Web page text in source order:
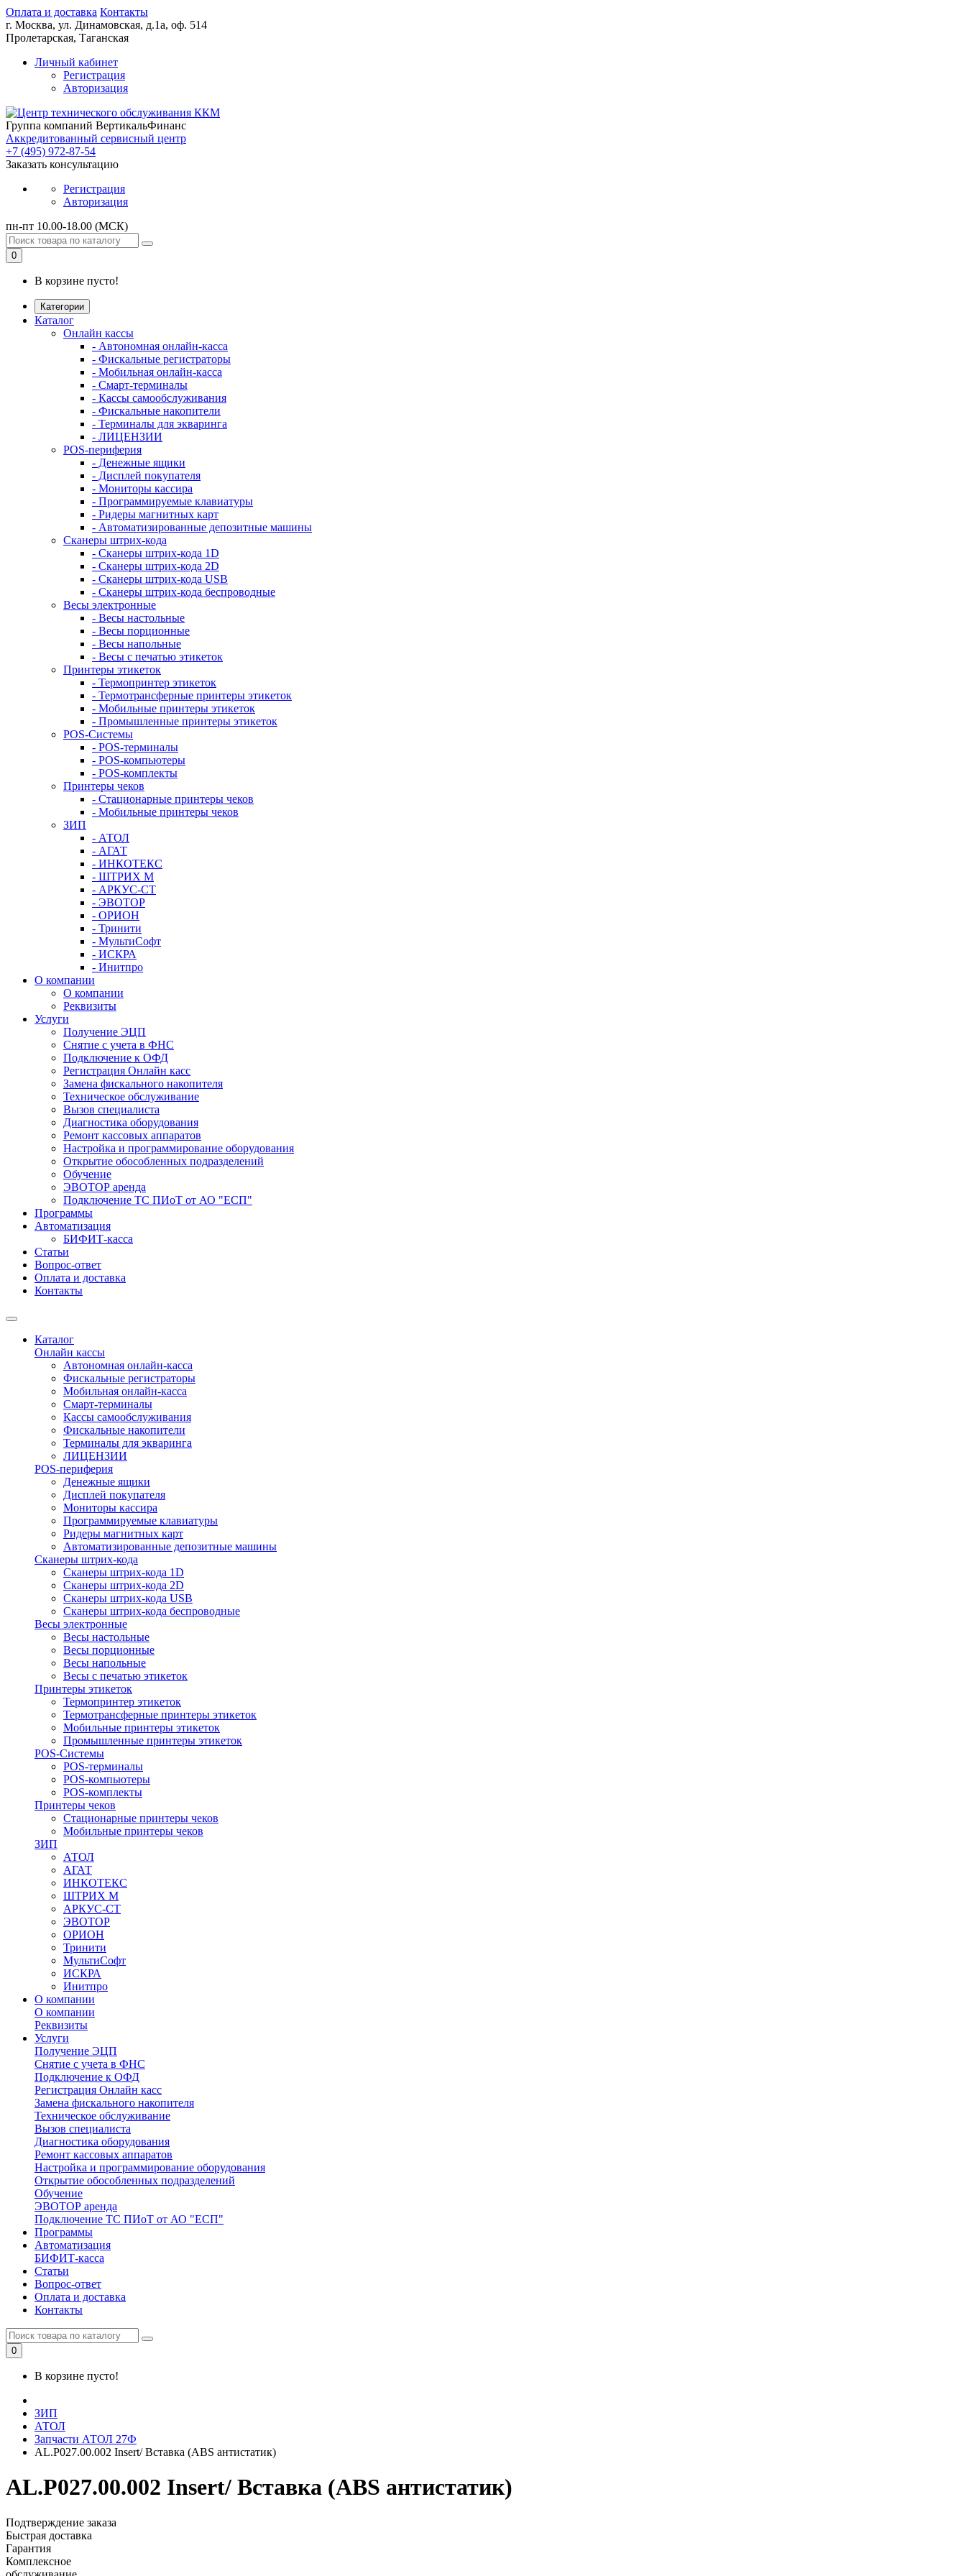
Оплата и доставка Контакты
г. Москва, ул. Динамовская, д.1а, оф. 514
Пролетарская, Таганская
Личный кабинет
Регистрация
Авторизация
Группа компаний ВертикальФинанс
Аккредитованный сервисный центр
+7 (495) 972-87-54
Заказать консультацию
Регистрация
Авторизация
пн-пт 10.00-18.00 (МСК)
0
В корзине пусто!
Категории
Каталог
Онлайн кассы
- Автономная онлайн-касса
- Фискальные регистраторы
- Мобильная онлайн-касса
- Смарт-терминалы
- Кассы самообслуживания
- Фискальные накопители
- Терминалы для экваринга
- ЛИЦЕНЗИИ
POS-периферия
- Денежные ящики
- Дисплей покупателя
- Мониторы кассира
- Программируемые клавиатуры
- Ридеры магнитных карт
- Автоматизированные депозитные машины
Сканеры штрих-кода
- Сканеры штрих-кода 1D
- Сканеры штрих-кода 2D
- Сканеры штрих-кода USB
- Сканеры штрих-кода беспроводные
Весы электронные
- Весы настольные
- Весы порционные
- Весы напольные
- Весы с печатью этикеток
Принтеры этикеток
- Термопринтер этикеток
- Термотрансферные принтеры этикеток
- Мобильные принтеры этикеток
- Промышленные принтеры этикеток
POS-Системы
- POS-терминалы
- POS-компьютеры
- POS-комплекты
Принтеры чеков
- Стационарные принтеры чеков
- Мобильные принтеры чеков
ЗИП
- АТОЛ
- АГАТ
- ИНКОТЕКС
- ШТРИХ М
- АРКУС-СТ
- ЭВОТОР
- ОРИОН
- Тринити
- МультиСофт
- ИСКРА
- Инитпро
О компании
О компании
Реквизиты
Услуги
Получение ЭЦП
Снятие с учета в ФНС
Подключение к ОФД
Регистрация Онлайн касс
Замена фискального накопителя
Техническое обслуживание
Вызов специалиста
Диагностика оборудования
Ремонт кассовых аппаратов
Настройка и программирование оборудования
Открытие обособленных подразделений
Обучение
ЭВОТОР аренда
Подключение ТС ПИоТ от АО "ЕСП"
Программы
Автоматизация
БИФИТ-касса
Статьи
Вопрос-ответ
Оплата и доставка
Контакты
Каталог
Онлайн кассы
Автономная онлайн-касса
Фискальные регистраторы
Мобильная онлайн-касса
Смарт-терминалы
Кассы самообслуживания
Фискальные накопители
Терминалы для экваринга
ЛИЦЕНЗИИ
POS-периферия
Денежные ящики
Дисплей покупателя
Мониторы кассира
Программируемые клавиатуры
Ридеры магнитных карт
Автоматизированные депозитные машины
Сканеры штрих-кода
Сканеры штрих-кода 1D
Сканеры штрих-кода 2D
Сканеры штрих-кода USB
Сканеры штрих-кода беспроводные
Весы электронные
Весы настольные
Весы порционные
Весы напольные
Весы с печатью этикеток
Принтеры этикеток
Термопринтер этикеток
Термотрансферные принтеры этикеток
Мобильные принтеры этикеток
Промышленные принтеры этикеток
POS-Системы
POS-терминалы
POS-компьютеры
POS-комплекты
Принтеры чеков
Стационарные принтеры чеков
Мобильные принтеры чеков
ЗИП
АТОЛ
АГАТ
ИНКОТЕКС
ШТРИХ М
АРКУС-СТ
ЭВОТОР
ОРИОН
Тринити
МультиСофт
ИСКРА
Инитпро
О компании
О компании
Реквизиты
Услуги
Получение ЭЦП
Снятие с учета в ФНС
Подключение к ОФД
Регистрация Онлайн касс
Замена фискального накопителя
Техническое обслуживание
Вызов специалиста
Диагностика оборудования
Ремонт кассовых аппаратов
Настройка и программирование оборудования
Открытие обособленных подразделений
Обучение
ЭВОТОР аренда
Подключение ТС ПИоТ от АО "ЕСП"
Программы
Автоматизация
БИФИТ-касса
Статьи
Вопрос-ответ
Оплата и доставка
Контакты
0
В корзине пусто!
ЗИП
АТОЛ
Запчасти АТОЛ 27Ф
AL.P027.00.002 Insert/ Вставка (ABS антистатик)
AL.P027.00.002 Insert/ Вставка (ABS антистатик)
Подтверждение заказа
Быстрая доставка
Гарантия
Комплексное